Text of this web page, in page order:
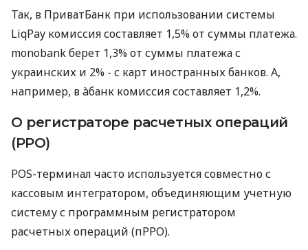
Так, в ПриватБанк при использовании системы
LiqPay комиссия составляет 1,5% от суммы платежа.
monobank берет 1,3% от суммы платежа с
украинских и 2% - с карт иностранных банков. А,
например, в àбанк комиссия составляет 1,2%.
О регистраторе расчетных операций
(РРО)
POS-терминал часто используется совместно с
кассовым интегратором, объединяющим учетную
систему с программным регистратором
расчетных операций (пРРО).